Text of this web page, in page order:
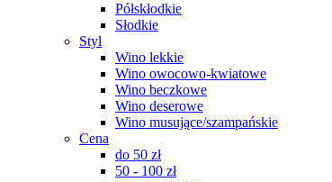
Półskłodkie
Słodkie
Styl
Wino lekkie
Wino owocowo-kwiatowe
Wino beczkowe
Wino deserowe
Wino musujące/szampańskie
Cena
do 50 zł
50 - 100 zł